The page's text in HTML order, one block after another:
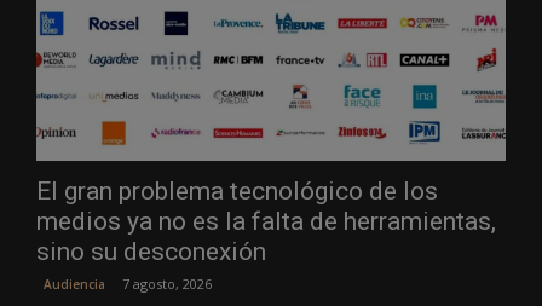
El gran problema tecnológico de los
medios ya no es la falta de herramientas,
sino su desconexión
Audiencia 7 agosto, 2026